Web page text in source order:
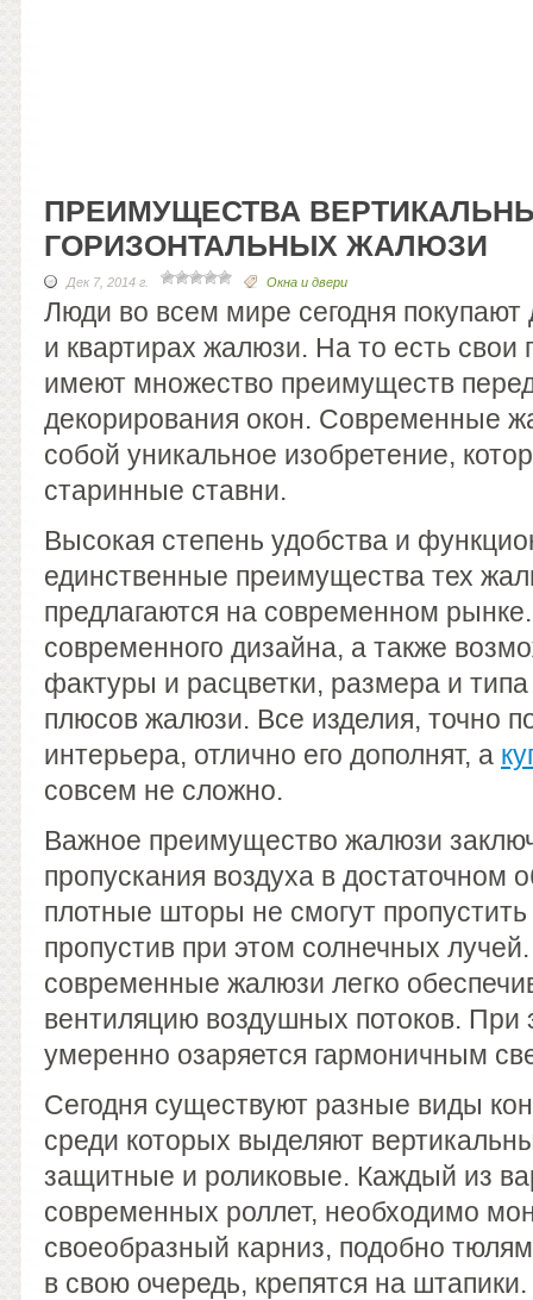
ПРЕИМУЩЕСТВА
ГОРИЗОНТАЛЬНЫХ ЖАЛЮЗИ
Дек 7, 2014 г. Окна и двери
Люди во всем мире сегодня покупают
и квартирах жалюзи. На то есть свои
имеют множество преимуществ
декорирования окон. Современные
собой уникальное изобретение,
старинные ставни.
Высокая степень удобства и
единственные преимущества тех
предлагаются на современном
современного дизайна, а также
фактуры и расцветки, размера и типа
плюсов жалюзи. Все изделия, точно
интерьера, отлично его дополнят, а
совсем не сложно.
Важное преимущество жалюзи
пропускания воздуха в
плотные шторы не смогут
пропустив при этом солнечных
современные жалюзи легко
вентиляцию воздушных потоков.
умеренно озаряется гармоничным
Сегодня существуют разные виды
среди которых выделяют
защитные и роликовые. Каждый из
современных роллет, необходимо
своеобразный карниз, подобно
в свою очередь, крепятся на